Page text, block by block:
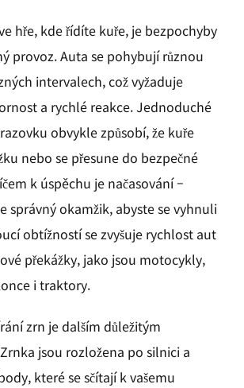
hře, kde řídíte kuře, je bezpochyby
provoz. Auta se pohybují různou
intervalech, což vyžaduje
a rychlé reakce. Jednoduché
obvykle způsobí, že kuře
nebo se přesune do bezpečné
k úspěchu je načasování –
správný okamžik, abyste se vyhnuli
obtížností se zvyšuje rychlost aut
překážky, jako jsou motocykly,
i traktory.
zrn je dalším důležitým
jsou rozložena po silnici a
které se sčítají k vašemu